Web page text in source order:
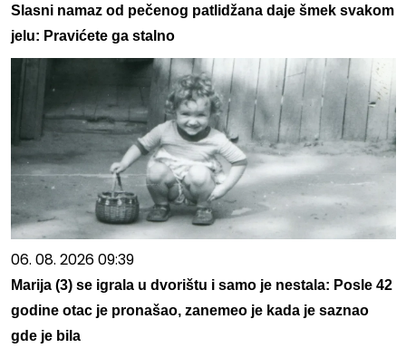
Slasni namaz od pečenog patlidžana daje šmek svakom
jelu: Pravićete ga stalno
06. 08. 2026 09:39
Marija (3) se igrala u dvorištu i samo je nestala: Posle 42
godine otac je pronašao, zanemeo je kada je saznao
gde je bila